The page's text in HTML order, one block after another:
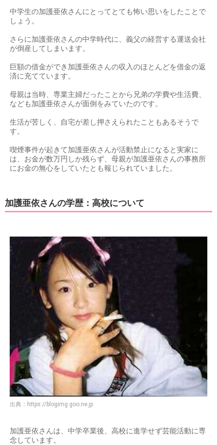
中学生の加護亜依さんにとってとても怖い思いをしたことで
しょう。
さらに加護亜依さんの中学時代に、義父の経営する運送会社
が倒産してしまいます。
巨額の借金ができ加護亜依さんの収入のほとんどを借金の返
済に充てています。
母親は当時、専業主婦だったことから兄弟の学費や生活費、
なども加護亜依さんが面倒をみていたのです。
生活が苦しく、自宅が差し押さえられたこともあるそうで
す。
喫煙事件が起きて加護亜依さんが活動禁止になると実家に
は、お金が数万円しか残らず、母親が加護亜依さんの事務所
にお金の無心をしていたとも報じられていました。
加護亜依さんの学歴：高校について
出典： https://blogimg.goo.ne.jp
加護亜依さんは、中学卒業後、高校に進学せず芸能活動に専
念しています。